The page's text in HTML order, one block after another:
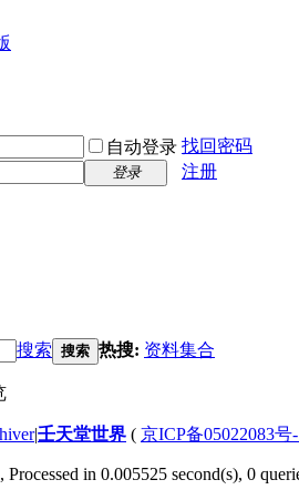
自动登录 找回密码
登录
注册
搜索 搜索 热搜: 资料集合
|壬天堂世界 ( 京ICP备05022083号
, Processed in 0.005525 second(s), 0